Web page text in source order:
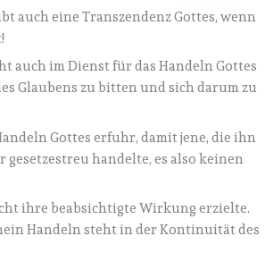
auch eine Transzendenz Gottes, wenn
auch im Dienst für das Handeln Gottes
Glaubens zu bitten und sich darum zu
Gottes erfuhr, damit jene, die ihn
handelte, es also keinen
ihre beabsichtigte Wirkung erzielte.
Handeln steht in der Kontinuität des